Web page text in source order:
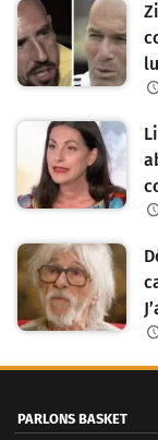
PARLONS BASKET